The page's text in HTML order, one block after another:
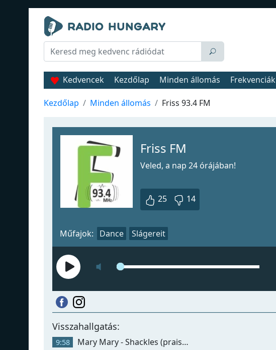
Kedvencek Kezdőlap Minden állomás Frekvenciák
Kezdőlap Minden állomás Friss 93.4 FM
Friss FM
Veled, a nap 24 órájában!
25 14
Műfajok: Dance Slágereit
Visszahallgatás:
9:58 Mary Mary - Shackles (praise You)